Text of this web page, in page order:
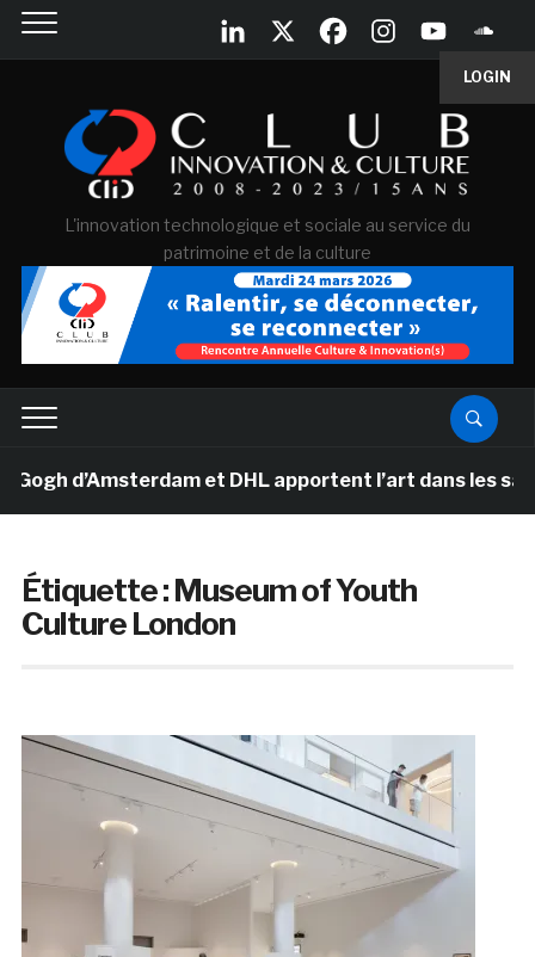
LOGIN
L'innovation technologique et sociale au service du
patrimoine et de la culture
d’Amsterdam et DHL apportent l’art dans les salles
Étiquette :Museum of Youth
Culture London